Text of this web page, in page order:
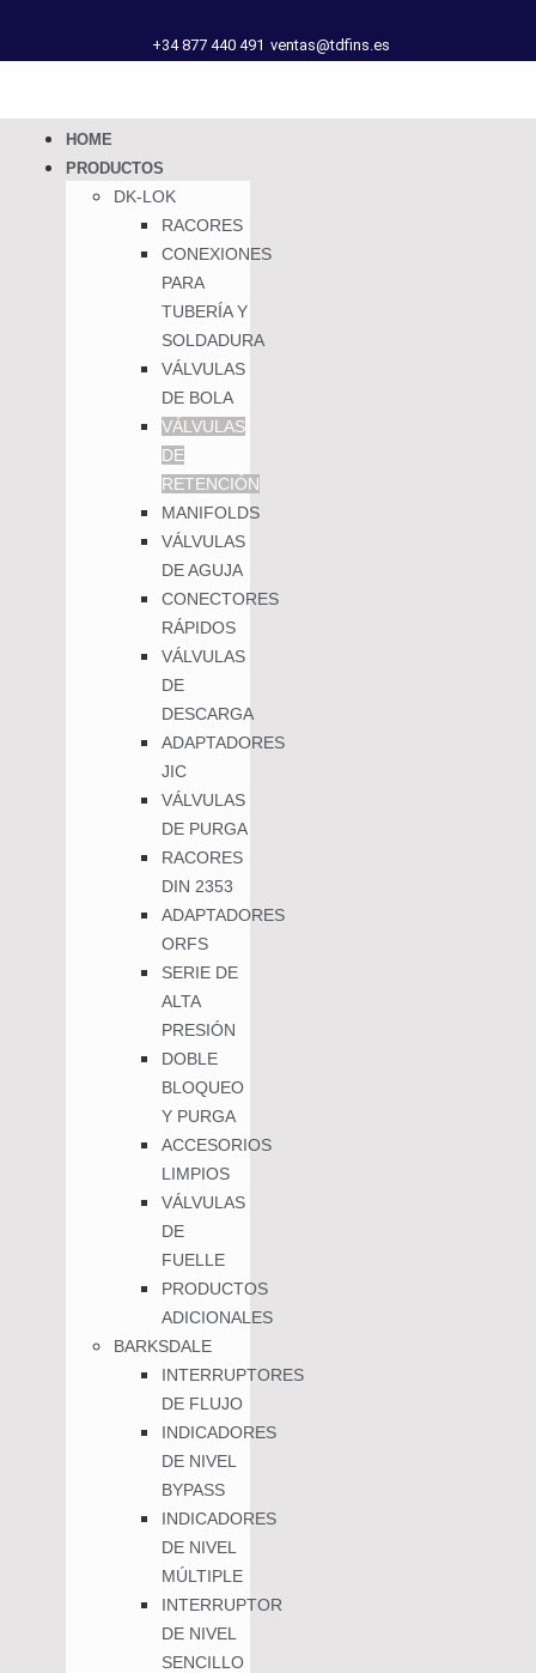
+34 877 440 491 ventas@tdfins.es
HOME
PRODUCTOS
DK-LOK
RACORES
CONEXIONES
PARA
TUBERÍA Y
SOLDADURA
VÁLVULAS
DE BOLA
VÁLVULAS
DE
RETENCIÓN
MANIFOLDS
VÁLVULAS
DE AGUJA
CONECTORES
RÁPIDOS
VÁLVULAS
DE
DESCARGA
ADAPTADORES
JIC
VÁLVULAS
DE PURGA
RACORES
DIN 2353
ADAPTADORES
ORFS
SERIE DE
ALTA
PRESIÓN
DOBLE
BLOQUEO
Y PURGA
ACCESORIOS
LIMPIOS
VÁLVULAS
DE
FUELLE
PRODUCTOS
ADICIONALES
BARKSDALE
INTERRUPTORES
DE FLUJO
INDICADORES
DE NIVEL
BYPASS
INDICADORES
DE NIVEL
MÚLTIPLE
INTERRUPTOR
DE NIVEL
SENCILLO